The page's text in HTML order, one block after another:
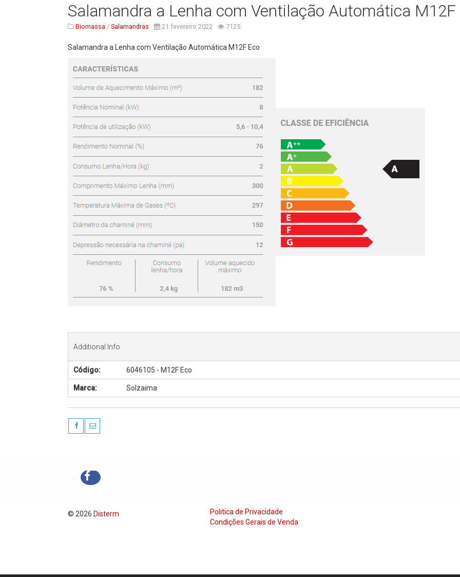
Salamandra a Lenha com Ventilação Automática M12F
Biomassa /Salamandras 21 fevereiro 2022 7125
Salamandra a Lenha com Ventilação Automática M12F Eco
Additional Info
Código: 6046105 - M12F Eco
Marca: Solzaima
© 2026 Disterm
Politica de Privacidade
Condições Gerais de Venda